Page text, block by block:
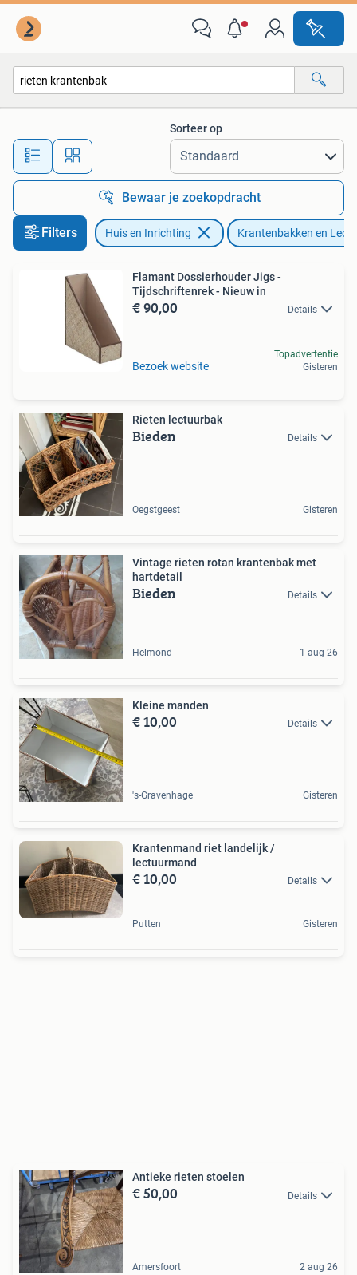
Alle afstanden…
Sorteer op
Bewaar je zoekopdracht
Filters Huis en Inrichting Krantenbakken en
Flamant Dossierhouder Jigs -
Tijdschriftenrek - Nieuw in
€ 90,00 Details
Bezoek website
Topadvertentie
Gisteren
Rieten lectuurbak
Bieden Details
Oegstgeest Gisteren
Vintage rieten rotan krantenbak met
hartdetail
Bieden Details
Helmond 1 aug 26
Kleine manden
€ 10,00 Details
's-Gravenhage Gisteren
Krantenmand riet landelijk /
lectuurmand
€ 10,00 Details
Putten Gisteren
Antieke rieten stoelen
€ 50,00 Details
Amersfoort 2 aug 26